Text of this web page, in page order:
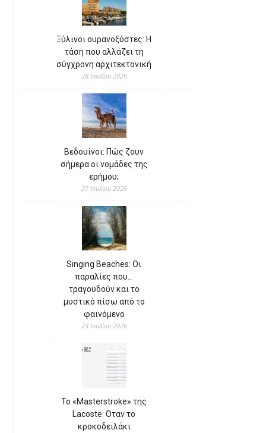
Ξύλινοι ουρανοξύστες: Η
τάση που αλλάζει τη
σύγχρονη αρχιτεκτονική
28 Ιουλίου 2026
Βεδουίνοι: Πώς ζουν
σήμερα οι νομάδες της
ερήμου;
27 Ιουλίου 2026
Singing Beaches: Οι
παραλίες που…
τραγουδούν και το
μυστικό πίσω από το
φαινόμενο
23 Ιουλίου 2026
Το «Masterstroke» της
Lacoste: Όταν το
κροκοδειλάκι